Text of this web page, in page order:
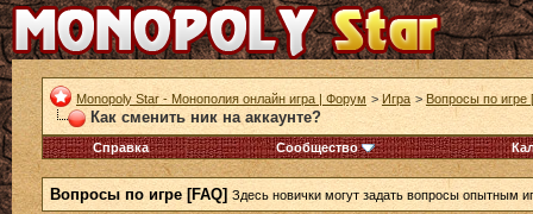
Monopoly Star - Монополия онлайн игра | Форум > Игра > Вопросы по игре
Как сменить ник на аккаунте?
Справка Сообщество
Вопросы по игре [FAQ] Здесь новички могут задать вопросы опытным